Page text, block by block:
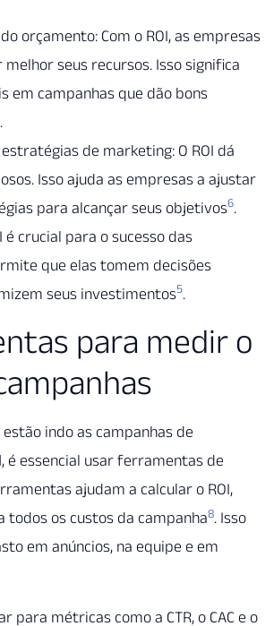
orçamento: Com o ROI, as empresas
melhor seus recursos. Isso significa
em campanhas que dão bons
.
de marketing: O ROI dá
Isso ajuda as empresas a ajustar
para alcançar seus objetivos6.
é crucial para o sucesso das
que elas tomem decisões
seus investimentos5.
para medir o
indo as campanhas de
, é essencial usar ferramentas de
ajudam a calcular o ROI,
todos os custos da campanha8. Isso
em anúncios, na equipe e em
para métricas como a CTR, o CAC e o